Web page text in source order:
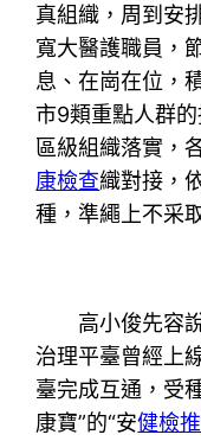
真組織，周到安
寬大醫護職員，
息、在崗在位，
市9類重點人群
區級組織落實，
康檢查織對接，
種，準繩上不采
高小俊先容說,
治理平臺曾經上
臺完成互通，受
康寶”的“安健檢